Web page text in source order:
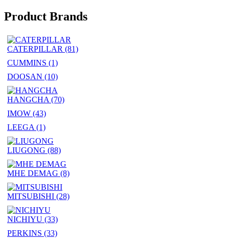
Product Brands
CATERPILLAR (81)
CUMMINS (1)
DOOSAN (10)
HANGCHA (70)
IMOW (43)
LEEGA (1)
LIUGONG (88)
MHE DEMAG (8)
MITSUBISHI (28)
NICHIYU (33)
PERKINS (33)